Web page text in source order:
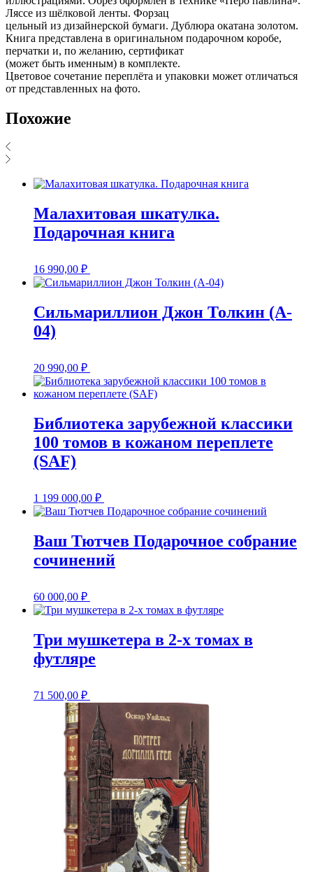
Ляссе из шёлковой ленты. Форзац
цельный из дизайнерской бумаги. Дублюра окатана золотом.
Книга представлена в оригинальном подарочном коробе,
перчатки и, по желанию, сертификат
(может быть именным) в комплекте.
Цветовое сочетание переплёта и упаковки может отличаться
от представленных на фото.
Похожие
Малахитовая шкатулка.
Подарочная книга
16 990,00 ₽
Сильмариллион Джон Толкин (A-
04)
20 990,00 ₽
Библиотека зарубежной классики
100 томов в кожаном переплете
(SAF)
1 199 000,00 ₽
Ваш Тютчев Подарочное собрание
сочинений
60 000,00 ₽
Три мушкетера в 2-х томах в
футляре
71 500,00 ₽